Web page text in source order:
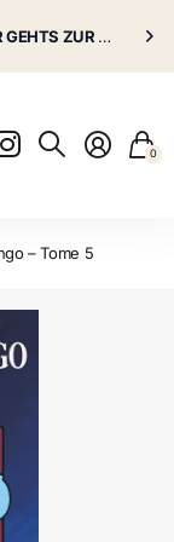
HIER GEHTS ZUR
0
– Tome 5